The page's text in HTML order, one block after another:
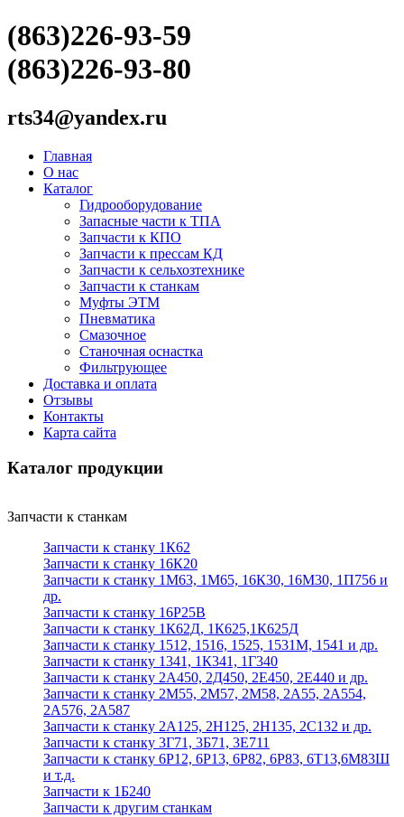
(863)226-93-59
(863)226-93-80
rts34@yandex.ru
Главная
О нас
Каталог
Гидрооборудование
Запасные части к ТПА
Запчасти к КПО
Запчасти к прессам КД
Запчасти к сельхозтехнике
Запчасти к станкам
Муфты ЭТМ
Пневматика
Смазочное
Станочная оснастка
Фильтрующее
Доставка и оплата
Отзывы
Контакты
Карта сайта
Каталог продукции
Запчасти к станкам
Запчасти к станку 1К62
Запчасти к станку 16К20
Запчасти к станку 1М63, 1М65, 16К30, 16М30, 1П756 и
др.
Запчасти к станку 16Р25В
Запчасти к станку 1К62Д, 1К625,1К625Д
Запчасти к станку 1512, 1516, 1525, 1531М, 1541 и др.
Запчасти к станку 1341, 1К341, 1Г340
Запчасти к станку 2А450, 2Д450, 2Е450, 2Е440 и др.
Запчасти к станку 2М55, 2М57, 2М58, 2А55, 2А554,
2А576, 2А587
Запчасти к станку 2А125, 2Н125, 2Н135, 2С132 и др.
Запчасти к станку 3Г71, 3Б71, 3Е711
Запчасти к станку 6Р12, 6Р13, 6Р82, 6Р83, 6Т13,6М83Ш
и т.д.
Запчасти к 1Б240
Запчасти к другим станкам